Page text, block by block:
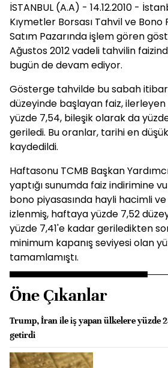
İSTANBUL (A.A) - 14.12.2010 -
Kıymetler Borsası Tahvil ve Bono
Satım Pazarında işlem gören
Ağustos 2012 vadeli tahvilin
bugün de devam ediyor.
Gösterge tahvilde bu sabah
düzeyinde başlayan faiz,
yüzde 7,54, bileşik olarak da
geriledi. Bu oranlar, tarihi en
kaydedildi.
Haftasonu TCMB Başkan
yaptığı sunumda faiz indirimine
bono piyasasında hayli hacimli ve
izlenmiş, haftaya yüzde 7,52
yüzde 7,41'e kadar geriledikten
minimum kapanış seviyesi olan
tamamlamıştı.
Öne Çıkanlar
Trump, İran ile iş yapan ülkelere yüzde
getirdi